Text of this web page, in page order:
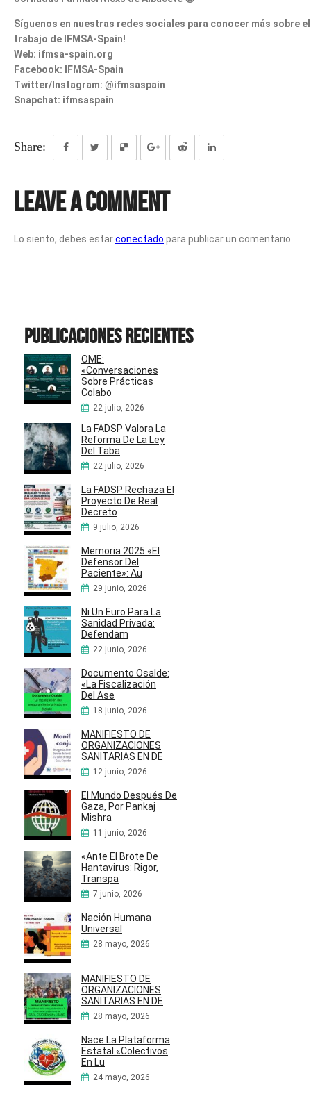
Síguenos en nuestras redes sociales para conocer más sobre el
trabajo de IFMSA-Spain!
Web: ifmsa-spain.org
Facebook: IFMSA-Spain
Twitter/Instagram: @ifmsaspain
Snapchat: ifmsaspain
Share:
Leave a Comment
Lo siento, debes estarconectado para publicar un comentario.
Publicaciones recientes
OME:
«Conversaciones
Sobre Prácticas
Colabo
22 julio, 2026
La FADSP Valora La
Reforma De La Ley
Del Taba
22 julio, 2026
La FADSP Rechaza El
Proyecto De Real
Decreto
9 julio, 2026
Memoria 2025 «El
Defensor Del
Paciente»: Au
29 junio, 2026
Ni Un Euro Para La
Sanidad Privada:
Defendam
22 junio, 2026
Documento Osalde:
«La Fiscalización
Del Ase
18 junio, 2026
MANIFIESTO DE
ORGANIZACIONES
SANITARIAS EN DE
12 junio, 2026
El Mundo Después De
Gaza, Por Pankaj
Mishra
11 junio, 2026
«Ante El Brote De
Hantavirus: Rigor,
Transpa
7 junio, 2026
Nación Humana
Universal
28 mayo, 2026
MANIFIESTO DE
ORGANIZACIONES
SANITARIAS EN DE
28 mayo, 2026
Nace La Plataforma
Estatal «Colectivos
En Lu
24 mayo, 2026